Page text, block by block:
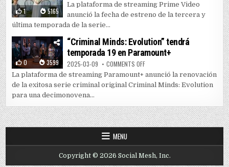
1 5165
La plataforma de streaming Prime Video
anunció la fecha de estreno de la tercera y
última temporada de la serie...
0 3599
“Criminal Minds: Evolution” tendrá
temporada 19 en Paramount+
2025-03-09 COMMENTS OFFON “CRIMINAL MINDS:
La plataforma de streaming Paramount+ anunció la renovación
de la exitosa serie criminal original Criminal Minds: Evolution
para una decimonovena...
MENU
Copyright © 2026 Social Mesh, Inc.